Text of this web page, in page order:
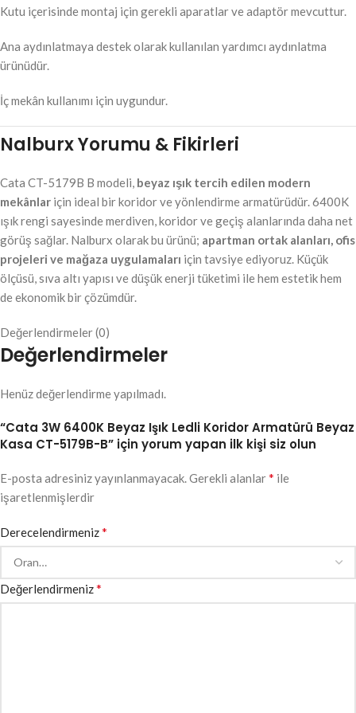
Kutu içerisinde montaj için gerekli aparatlar ve adaptör mevcuttur.
Ana aydınlatmaya destek olarak kullanılan yardımcı aydınlatma
ürünüdür.
İç mekân kullanımı için uygundur.
Nalburx Yorumu & Fikirleri
Cata CT-5179B B modeli, beyaz ışık tercih edilen modern
mekânlar için ideal bir koridor ve yönlendirme armatürüdür. 6400K
ışık rengi sayesinde merdiven, koridor ve geçiş alanlarında daha net
görüş sağlar. Nalburx olarak bu ürünü; apartman ortak alanları, ofis
projeleri ve mağaza uygulamaları için tavsiye ediyoruz. Küçük
ölçüsü, sıva altı yapısı ve düşük enerji tüketimi ile hem estetik hem
de ekonomik bir çözümdür.
Değerlendirmeler (0)
Değerlendirmeler
Henüz değerlendirme yapılmadı.
“Cata 3W 6400K Beyaz Işık Ledli Koridor Armatürü Beyaz
Kasa CT-5179B-B” için yorum yapan ilk kişi siz olun
E-posta adresiniz yayınlanmayacak.Gerekli alanlar* ile
işaretlenmişlerdir
Derecelendirmeniz*
Değerlendirmeniz*